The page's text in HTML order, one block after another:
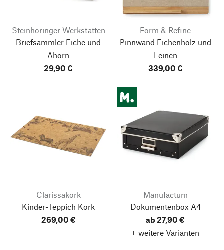
Steinhöringer Werkstätten
Briefsammler Eiche und
Ahorn
29,90 €
Form & Refine
Pinnwand Eichenholz und
Leinen
339,00 €
Clarissakork
Kinder-Teppich Kork
269,00 €
Manufactum
Dokumentenbox A4
ab 27,90 €
+ weitere Varianten